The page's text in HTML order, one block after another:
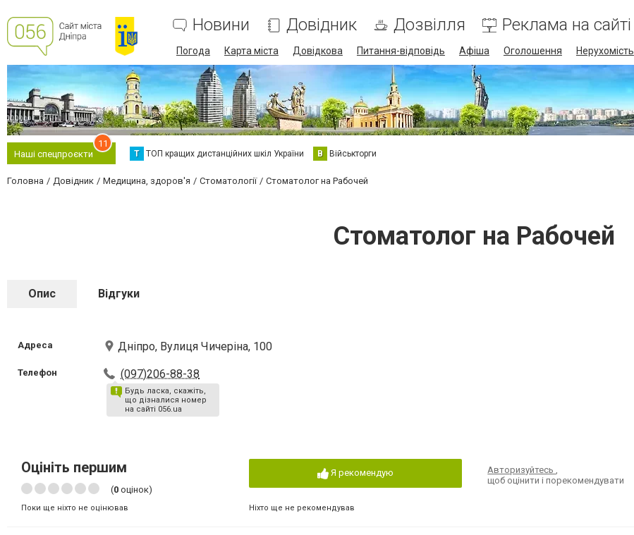
Новини Довідник Дозвілля Реклама на сайті
Погода Карта міста Довідкова Питання-відповідь Афіша Оголошення Нерухомість
Наші спецпроєкти
11
Т ТОП кращих дистанційних шкіл України В Військторги
Головна Довідник Медицина, здоров'я Стоматології Стоматолог на Рабочей
Стоматолог на Рабочей
Опис Відгуки
Адреса Дніпро, Вулиця Чичеріна, 100
Телефон (097)206-88-38
Будь ласка, скажіть,
що дізналися номер
на сайті 056.ua
Оцініть першим
(0 оцінок)
Поки ще ніхто не оцінював
Я рекомендую
Ніхто ще не рекомендував
Авторизуйтесь,
щоб оцінити і порекомендувати